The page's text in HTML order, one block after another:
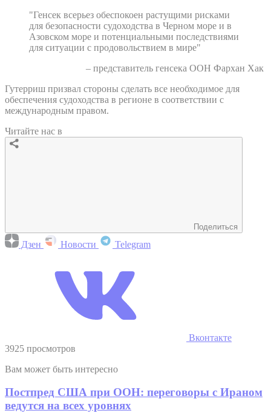
"Генсек всерьез обеспокоен растущими рисками
для безопасности судоходства в Черном море и в
Азовском море и потенциальными последствиями
для ситуации с продовольствием в мире"
– представитель генсека ООН Фархан Хак
Гутерриш призвал стороны сделать все необходимое для
обеспечения судоходства в регионе в соответствии с
международным правом.
Читайте нас в
Поделиться
Дзен Новости Telegram
Вконтакте
3925 просмотров
Вам может быть интересно
Постпред США при ООН: переговоры с Ираном
ведутся на всех уровнях